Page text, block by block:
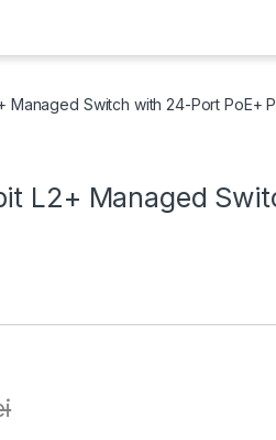
Managed Switch with 24-Port PoE+
L2+ Managed